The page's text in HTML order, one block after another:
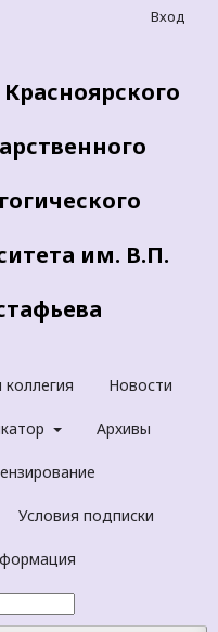
им. В.П.
Новости
Архивы
Условия подписки
Вход